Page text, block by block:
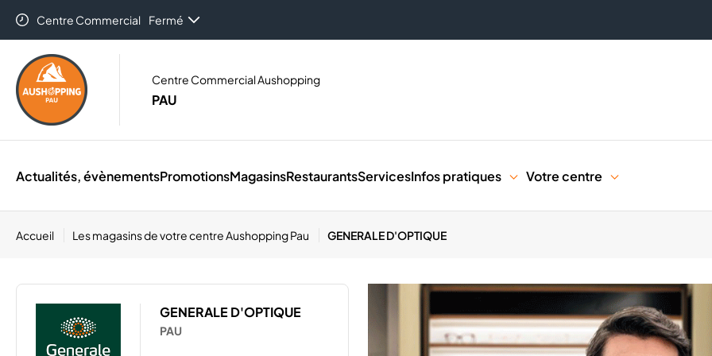
Centre Commercial
Fermé
Auchan Pau 09:00 - 12:30
Centre Commercial Aushopping
PAU
Actualités, évènementsPromotionsMagasinsRestaurantsServicesInfos pratiques Votre centre
Accueil Les magasins de votre centre Aushopping Pau GENERALE D'OPTIQUE
GENERALE D'OPTIQUE
PAU